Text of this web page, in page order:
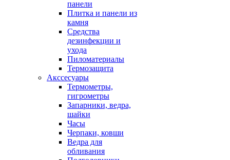
панели
Плитка и панели из
камня
Средства
дезинфекции и
ухода
Пиломатериалы
Термозащита
Аксcесуары
Термометры,
гигрометры
Запарники, ведра,
шайки
Часы
Черпаки, ковши
Ведра для
обливания